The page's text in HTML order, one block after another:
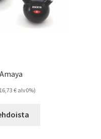
16,73 € alv0%)